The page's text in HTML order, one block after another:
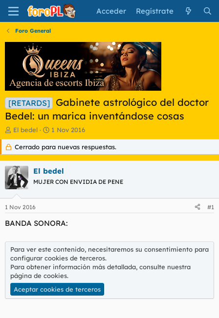
Acceder Regístrate
Foro General
[RETARDS]
Gabinete astrológico del doctor
Bedel: un marica inventándose cosas
I
n
c
i
a
d
o
r
d
l
e
m
a
El bedel
F
e
c
h
d
e
n
i
1 Nov 2016
Cerrado para nuevas respuestas.
El bedel
MUJER CON ENVIDIA DE PENE
1 Nov 2016 #1
BANDA SONORA:
Para ver este contenido, necesitaremos su consentimiento para
configurar cookies de terceros.
Para obtener información más detallada, consulte nuestra
página de cookies.
Aceptar cookies de terceros